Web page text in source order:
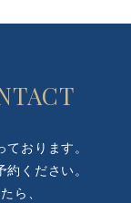
おります。
ください。
ら、